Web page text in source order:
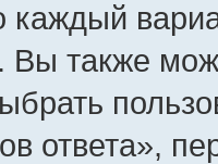
Вы также
ответа»,